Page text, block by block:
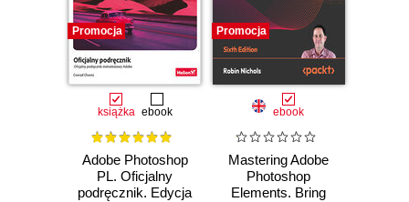
Promocja
książka ebook
Adobe Photoshop
PL. Oficjalny
podręcznik. Edycja
Promocja
ebook
Mastering Adobe
Photoshop
Elements. Bring